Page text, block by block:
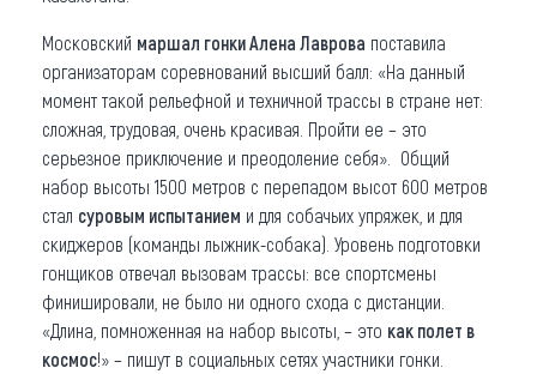
Московский маршал гонки Алена Лаврова поставила
организаторам соревнований высший балл: «На данный
момент такой рельефной и техничной трассы в стране нет:
сложная, трудовая, очень красивая. Пройти ее – это
серьезное приключение и преодоление себя». Общий
набор высоты 1500 метров с перепадом высот 600 метров
стал суровым испытанием и для собачьих упряжек, и для
скиджеров (команды лыжник-собака). Уровень подготовки
гонщиков отвечал вызовам трассы: все спортсмены
финишировали, не было ни одного схода с дистанции.
«Длина, помноженная на набор высоты, – это как полет в
космос!» – пишут в социальных сетях участники гонки.